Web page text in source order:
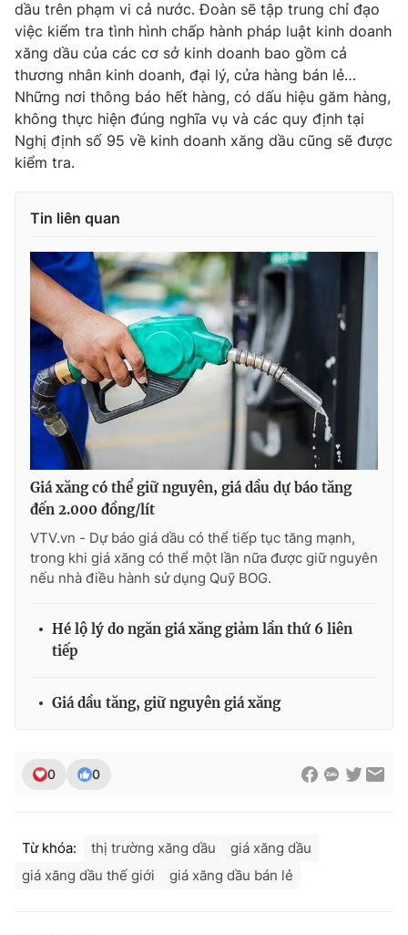
Ðiện thoại Thời báo VTV:024.66 897 897
Email:toasoan@vtv.vn
Liên hệ quảng cáo:024-7300.7108
® Cấm sao chép dưới mọi hình thức nếu không có sự chấp
thuận bằng văn bản. Ghi rõ nguồn VTV.vn khi phát hành lại
thông tin từ website này.
dầu trên phạm vi cả nước. Đoàn sẽ tập trung chỉ đạo
việc kiểm tra tình hình chấp hành pháp luật kinh doanh
xăng dầu của các cơ sở kinh doanh bao gồm cả
thương nhân kinh doanh, đại lý, cửa hàng bán lẻ…
Những nơi thông báo hết hàng, có dấu hiệu găm hàng,
không thực hiện đúng nghĩa vụ và các quy định tại
Nghị định số 95 về kinh doanh xăng dầu cũng sẽ được
kiểm tra.
Tin liên quan
Giá xăng có thể giữ nguyên, giá dầu dự báo tăng
đến 2.000 đồng/lít
VTV.vn - Dự báo giá dầu có thể tiếp tục tăng mạnh,
trong khi giá xăng có thể một lần nữa được giữ nguyên
nếu nhà điều hành sử dụng Quỹ BOG.
Hé lộ lý do ngăn giá xăng giảm lần thứ 6 liên
tiếp
Giá dầu tăng, giữ nguyên giá xăng
0 0
Từ khóa: thị trường xăng dầu
giá xăng dầu
giá xăng dầu thế giới
giá xăng dầu bán lẻ